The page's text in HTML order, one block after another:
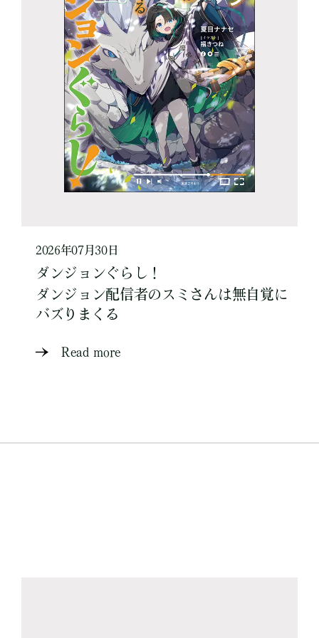
2026年07月30日
ダンジョンぐらし！
ダンジョン配信者のスミさんは無自覚に
バズりまくる
Read more